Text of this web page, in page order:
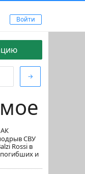
→
СВУ
Rossi в
и